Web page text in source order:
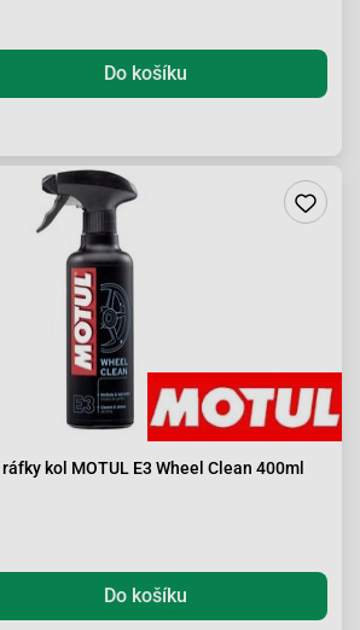
Do košíku
kol MOTUL E3 Wheel Clean 400ml
Do košíku